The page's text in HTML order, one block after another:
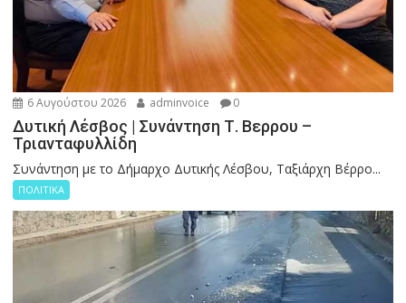
6 Αυγούστου 2026 adminvoice 0
Δυτική Λέσβος | Συνάντηση Τ. Βερρου –
Τριανταφυλλίδη
Συνάντηση με το Δήμαρχο Δυτικής Λέσβου, Ταξιάρχη Βέρρο...
ΠΟΛΙΤΙΚΑ